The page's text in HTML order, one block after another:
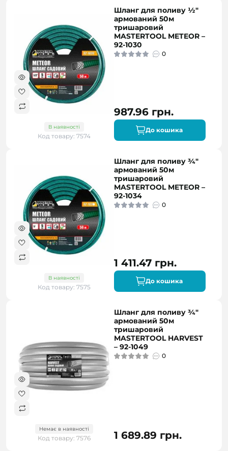
В наявності
Код товару: 7574
Шланг для поливу ½"
армований 50м
тришаровий
MASTERTOOL METEOR –
92-1030
0
987.96 грн.
До кошика
В наявності
Код товару: 7575
Шланг для поливу ¾"
армований 50м
тришаровий
MASTERTOOL METEOR –
92-1034
0
1 411.47 грн.
До кошика
Немає в наявності
Код товару: 7576
Шланг для поливу ¾"
армований 50м
тришаровий
MASTERTOOL HARVEST
– 92-1049
0
1 689.89 грн.